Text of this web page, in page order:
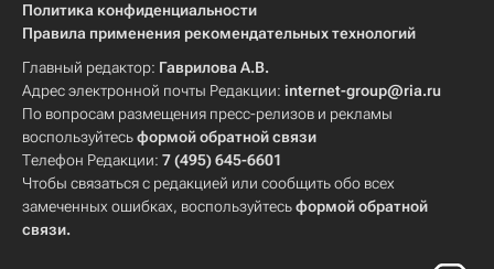
Политика конфиденциальности
Правила применения рекомендательных технологий
Главный редактор: Гаврилова А.В.
Адрес электронной почты Редакции: internet-group@ria.ru
По вопросам размещения пресс-релизов и рекламы
воспользуйтесьформой обратной связи
Телефон Редакции: 7 (495) 645-6601
Чтобы связаться с редакцией или сообщить обо всех
замеченных ошибках, воспользуйтесьформой обратной
связи.